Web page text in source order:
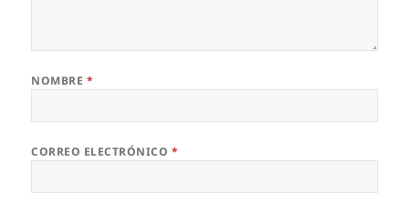
NOMBRE *
CORREO ELECTRÓNICO *